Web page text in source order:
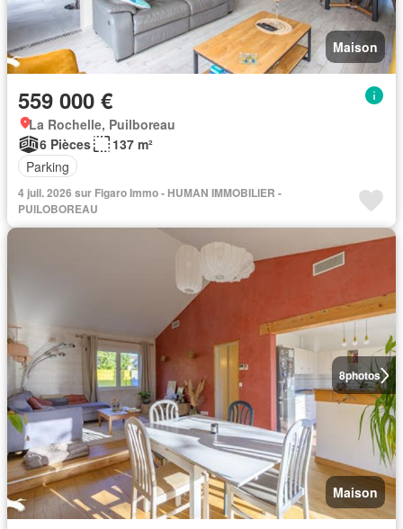
Maison
559 000 €
La Rochelle, Puilboreau
6 Pièces
137 m²
Parking
4 juil. 2026 sur Figaro Immo - HUMAN IMMOBILIER -
PUILOBOREAU
8photos
Maison